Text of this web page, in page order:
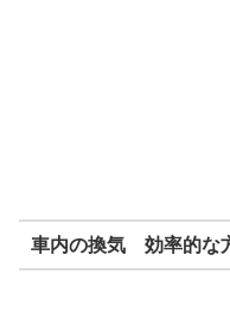
車内の換気 効率的な